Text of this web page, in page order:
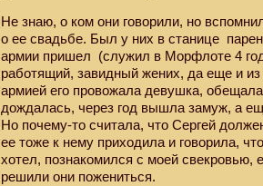
Не знаю, о ком они говорили, но
о ее свадьбе. Был у них в станице
армии пришел (служил в Морфлоте 4
работящий, завидный жених, да еще и
армией его провожала девушка,
дождалась, через год вышла замуж, а
Но почему-то считала, что Сергей
ее тоже к нему приходила и говорила,
хотел, познакомился с моей свекровью,
решили они пожениться.